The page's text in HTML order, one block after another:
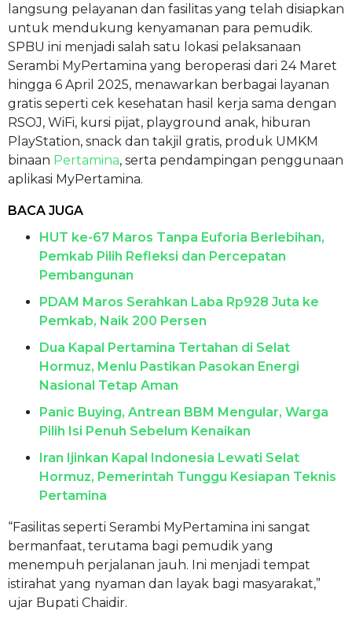
langsung pelayanan dan fasilitas yang telah disiapkan
untuk mendukung kenyamanan para pemudik.
SPBU ini menjadi salah satu lokasi pelaksanaan
Serambi MyPertamina yang beroperasi dari 24 Maret
hingga 6 April 2025, menawarkan berbagai layanan
gratis seperti cek kesehatan hasil kerja sama dengan
RSOJ, WiFi, kursi pijat, playground anak, hiburan
PlayStation, snack dan takjil gratis, produk UMKM
binaan Pertamina, serta pendampingan penggunaan
aplikasi MyPertamina.
BACA JUGA
HUT ke-67 Maros Tanpa Euforia Berlebihan,
Pemkab Pilih Refleksi dan Percepatan
Pembangunan
PDAM Maros Serahkan Laba Rp928 Juta ke
Pemkab, Naik 200 Persen
Dua Kapal Pertamina Tertahan di Selat
Hormuz, Menlu Pastikan Pasokan Energi
Nasional Tetap Aman
Panic Buying, Antrean BBM Mengular, Warga
Pilih Isi Penuh Sebelum Kenaikan
Iran Ijinkan Kapal Indonesia Lewati Selat
Hormuz, Pemerintah Tunggu Kesiapan Teknis
Pertamina
“Fasilitas seperti Serambi MyPertamina ini sangat
bermanfaat, terutama bagi pemudik yang
menempuh perjalanan jauh. Ini menjadi tempat
istirahat yang nyaman dan layak bagi masyarakat,”
ujar Bupati Chaidir.